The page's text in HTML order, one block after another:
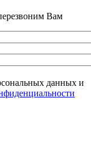
Вам
данных и